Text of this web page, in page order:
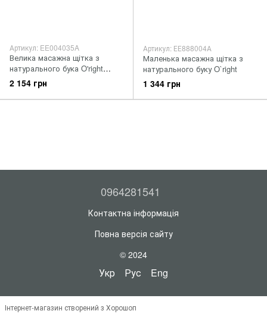
Артикул: EE004035A
Велика масажна щітка з
натурального бука O'right
Paddle Brush
2 154 грн
Артикул: ЕЕ888004А
Маленька масажна щітка з
натурального буку O`right
1 344 грн
0964281541
Контактна інформація
Повна версія сайту
© 2024
Укр Рус Eng
Інтернет-магазин створений з Хорошоп